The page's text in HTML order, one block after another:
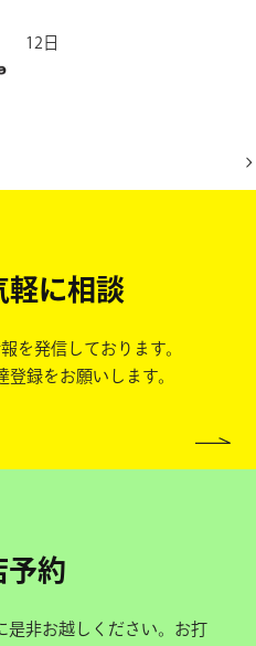
6月12日
軽に相談
を発信しております。
録をお願いします。
予約
是非お越しください。お打